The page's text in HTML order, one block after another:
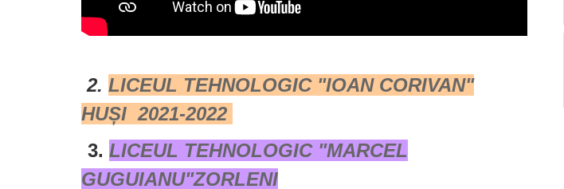
2. LICEUL TEHNOLOGIC "IOAN CORIVAN"
HUȘI 2021-2022
3. LICEUL TEHNOLOGIC "MARCEL
GUGUIANU"ZORLENI